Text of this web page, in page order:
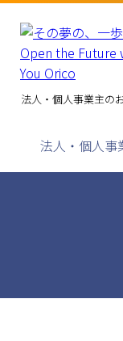
法人・個人事業主の
法人・個人事